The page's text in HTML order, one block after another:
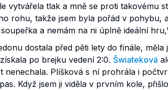
vytvářela tlak a mně se proti takovému
rohu, takže jsem byla pořád v pohybu,
a nemám na ni úplně ideální
dostala před pěti lety do finále, měla
po brejku vedení 2:0. Šwiateková
nenechala. Plíšková s ní prohrála i
Když jsem ji viděla v prvním kole,